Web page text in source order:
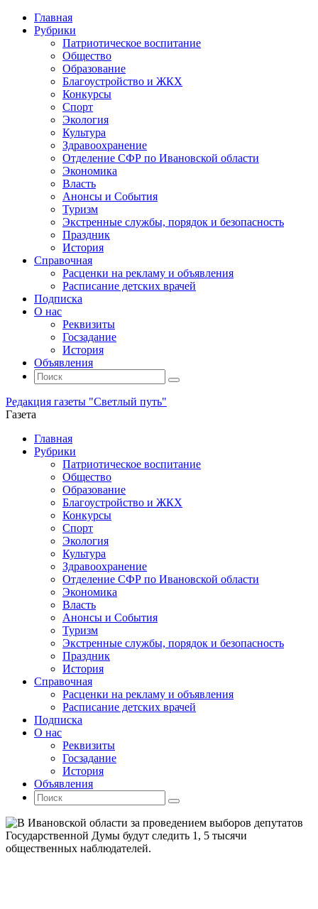
Главная
Рубрики
Патриотическое воспитание
Общество
Образование
Благоустройство и ЖКХ
Конкурсы
Спорт
Экология
Культура
Здравоохранение
Отделение СФР по Ивановской области
Экономика
Власть
Анонсы и События
Туризм
Экстренные службы, порядок и безопасность
Праздник
История
Справочная
Расценки на рекламу и объявления
Расписание детских врачей
Подписка
О нас
Реквизиты
Госзадание
История
Объявления
Поиск
Искать:
Поиск
Редакция газеты "Светлый путь"
Газета
Промотать
содержимому
Главная
Рубрики
Патриотическое воспитание
Общество
Образование
Благоустройство и ЖКХ
Конкурсы
Спорт
Экология
Культура
Здравоохранение
Отделение СФР по Ивановской области
Экономика
Власть
Анонсы и События
Туризм
Экстренные службы, порядок и безопасность
Праздник
История
Справочная
Расценки на рекламу и объявления
Расписание детских врачей
Подписка
О нас
Реквизиты
Госзадание
История
Объявления
Поиск
Искать:
Поиск